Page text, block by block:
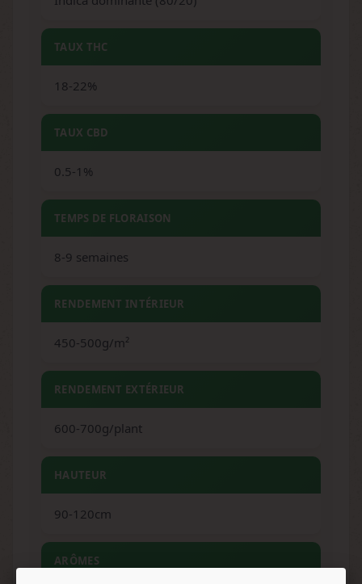
TAUX THC
18-22%
TAUX CBD
0.5-1%
TEMPS DE FLORAISON
8-9 semaines
RENDEMENT INTÉRIEUR
450-500g/m²
RENDEMENT EXTÉRIEUR
600-700g/plant
HAUTEUR
90-120cm
ARÔMES